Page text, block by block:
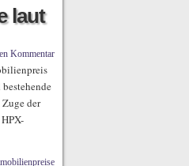
laut
Kommentar
der